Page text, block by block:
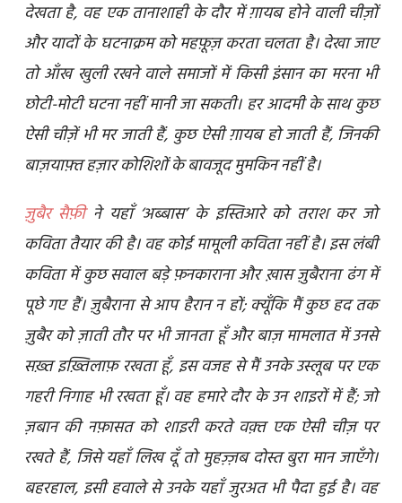
देखता है, वह एक तानाशाही के दौर में ग़ायब होने वाली चीज़ों
और यादों के घटनाक्रम को महफ़ूज़ करता चलता है। देखा जाए
तो आँख खुली रखने वाले समाजों में किसी इंसान का मरना भी
छोटी-मोटी घटना नहीं मानी जा सकती। हर आदमी के साथ कुछ
ऐसी चीज़ें भी मर जाती हैं, कुछ ऐसी ग़ायब हो जाती हैं, जिनकी
बाज़याफ़्त हज़ार कोशिशों के बावजूद मुमकिन नहीं है।
ज़ुबैर सैफ़ीने यहाँ ‘अब्बास’ के इस्तिआरे को तराश कर जो
कविता तैयार की है। वह कोई मामूली कविता नहीं है। इस लंबी
कविता में कुछ सवाल बड़े फ़नकाराना और ख़ास ज़ुबैराना ढंग में
पूछे गए हैं। ज़ुबैराना से आप हैरान न हों; क्यूँकि मैं कुछ हद तक
ज़ुबैर को ज़ाती तौर पर भी जानता हूँ और बाज़ मामलात में उनसे
सख़्त इख़्तिलाफ़ रखता हूँ, इस वजह से मैं उनके उस्लूब पर एक
गहरी निगाह भी रखता हूँ। वह हमारे दौर के उन शाइरों में हैं; जो
ज़बान की नफ़ासत को शाइरी करते वक़्त एक ऐसी चीज़ पर
रखते हैं, जिसे यहाँ लिख दूँ तो मुहज़्ज़ब दोस्त बुरा मान जाएँगे।
बहरहाल, इसी हवाले से उनके यहाँ जुरअत भी पैदा हुई है। वह